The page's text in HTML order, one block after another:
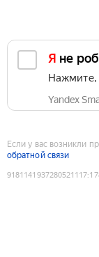
Я не
Нажмите,
Yandex
Если у вас возникли
обратной связи
9181141937280521117: